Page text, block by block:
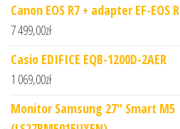
Canon EOS R7 + adapter EF-EOS R
7 499,00zł
Casio EDIFICE EQB-1200D-2AER
1 069,00zł
Monitor Samsung 27" Smart M5